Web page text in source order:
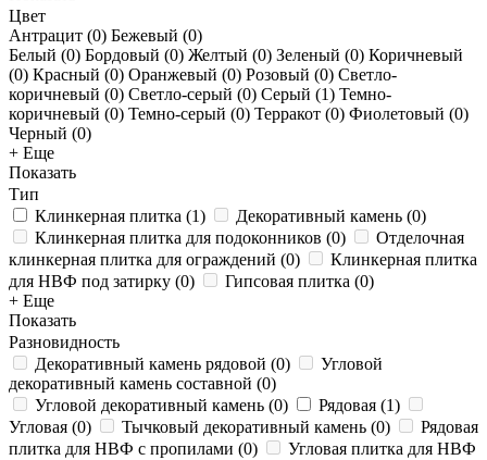
Цвет
Антрацит (0) Бежевый (0)
Белый (0) Бордовый (0) Желтый (0) Зеленый (0) Коричневый
(0) Красный (0) Оранжевый (0) Розовый (0) Светло-
коричневый (0) Светло-серый (0) Серый (1) Темно-
коричневый (0) Темно-серый (0) Терракот (0) Фиолетовый (0)
Черный (0)
+ Еще
Показать
Тип
Клинкерная плитка (1) Декоративный камень (0)
Клинкерная плитка для подоконников (0)
Отделочная
клинкерная плитка для ограждений (0)
Клинкерная плитка
для НВФ под затирку (0) Гипсовая плитка (0)
+ Еще
Показать
Разновидность
Декоративный камень рядовой (0)
Угловой
декоративный камень составной (0)
Угловой декоративный камень (0) Рядовая (1)
Угловая (0) Тычковый декоративный камень (0)
Рядовая
плитка для НВФ с пропилами (0)
Угловая плитка для НВФ